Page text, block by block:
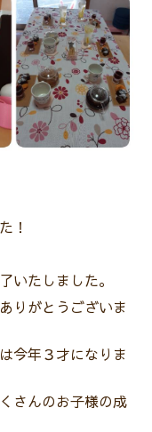
！
いたしました。
りがとうございま
今年３才になりま
さんのお子様の成